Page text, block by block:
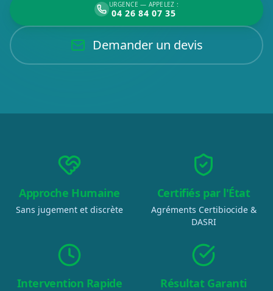
URGENCE — APPELEZ :
04 26 84 07 35
Demander un devis
Approche Humaine
Sans jugement et discrète
Certifiés par l'État
Agréments Certibiocide &
DASRI
Intervention Rapide Résultat Garanti